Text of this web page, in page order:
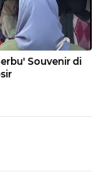
Souvenir di